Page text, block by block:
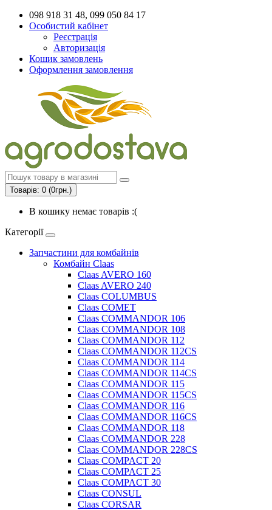
098 918 31 48, 099 050 84 17
Особистий кабінет
Реєстрація
Авторизація
Кошик замовлень
Оформлення замовлення
Товарів: 0 (0грн.)
В кошику немає товарів :(
Категорії
Запчастини для комбайнів
Комбайн Claas
Claas AVERO 160
Claas AVERO 240
Claas COLUMBUS
Claas COMET
Claas COMMANDOR 106
Claas COMMANDOR 108
Claas COMMANDOR 112
Claas COMMANDOR 112CS
Claas COMMANDOR 114
Claas COMMANDOR 114CS
Claas COMMANDOR 115
Claas COMMANDOR 115CS
Claas COMMANDOR 116
Claas COMMANDOR 116CS
Claas COMMANDOR 118
Claas COMMANDOR 228
Claas COMMANDOR 228CS
Claas COMPACT 20
Claas COMPACT 25
Claas COMPACT 30
Claas CONSUL
Claas CORSAR